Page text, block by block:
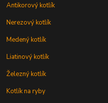
Antikorový kotlík
Nerezový kotlík
Medený kotlík
Liatinový kotlík
Železný kotlík
Kotlík na ryby